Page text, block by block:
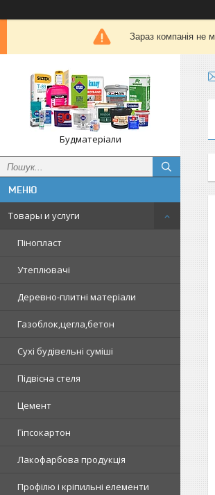
Зараз компанія не
Будматеріали
Товары и услуги
Пінопласт
Утеплювачі
Деревно-плитні матеріали
Газоблок,цегла,бетон
Сухі будівельні суміші
Підвісна стеля
Цемент
Гіпсокартон
Лакофарбова продукція
Профілю і кріпильні елементи